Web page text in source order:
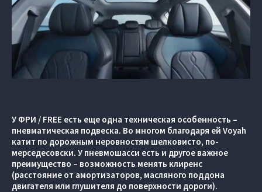
У ФРИ / FREE есть еще одна техническая особенность –
пневматическая подвеска. Во многом благодаря ей Voyah
катит по дорожным неровностям шелковисто, по-
мерседесовски. У пневмошасси есть и другое важное
преимущество – возможность менять клиренс
(расстояние от амортизаторов, масляного поддона
двигателя или глушителя до поверхности дороги).